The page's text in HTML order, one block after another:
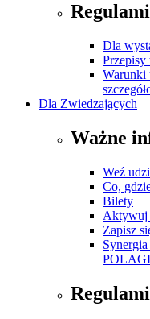
Dla
Przepisy
Warunki
Dla Zwiedzających
Ważne
Weź
Co,
Bilety
Aktywuj
Zapisz